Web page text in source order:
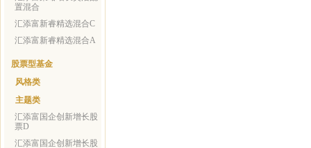
置混合
汇添富新睿精选混合C
汇添富新睿精选混合A
股票型基金
风格类
主题类
汇添富国企创新增长股
票D
汇添富国企创新增长股